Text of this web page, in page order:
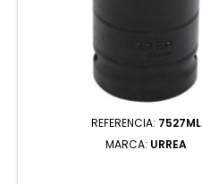
REFERENCIA: 7527ML
MARCA: URREA